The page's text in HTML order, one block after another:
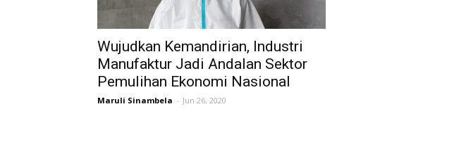
Wujudkan Kemandirian, Industri
Manufaktur Jadi Andalan Sektor
Pemulihan Ekonomi Nasional
Maruli Sinambela - Jun 26, 2020